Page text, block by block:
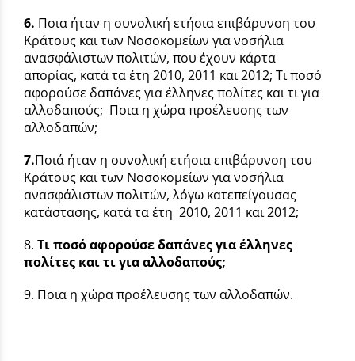
6. Ποια ήταν η συνολική ετήσια επιβάρυνση του
Κράτους και των Νοσοκομείων για νοσήλια
ανασφάλιστων πολιτών, που έχουν κάρτα
απορίας, κατά τα έτη 2010, 2011 και 2012; Τι ποσό
αφορούσε δαπάνες για έλληνες πολίτες και τι για
αλλοδαπούς; Ποια η χώρα προέλευσης των
αλλοδαπών;
7.Ποιά ήταν η συνολική ετήσια επιβάρυνση του
Κράτους και των Νοσοκομείων για νοσήλια
ανασφάλιστων πολιτών, λόγω κατεπείγουσας
κατάστασης, κατά τα έτη 2010, 2011 και 2012;
8. Τι ποσό αφορούσε δαπάνες για έλληνες
πολίτες και τι για αλλοδαπούς;
9. Ποια η χώρα προέλευσης των αλλοδαπών.